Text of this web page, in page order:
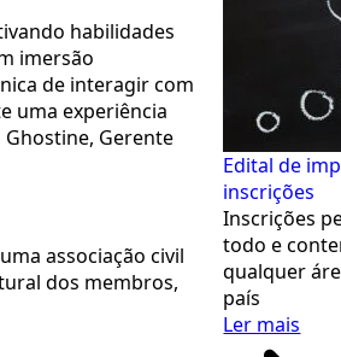
habilidades
imersão
de interagir com
uma experiência
Gerente
associação civil
dos membros,
Edital de
inscrições
Inscrições
todo e
qualquer
país
Ler mais